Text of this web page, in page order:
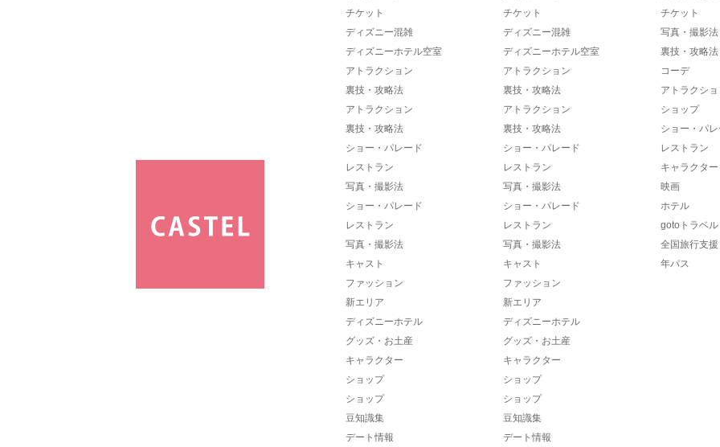
チケット
ディズニー混雑
ディズニーホテル空室
アトラクション
裏技・攻略法
アトラクション
裏技・攻略法
ショー・パレード
レストラン
写真・撮影法
ショー・パレード
レストラン
写真・撮影法
キャスト
ファッション
新エリア
ディズニーホテル
グッズ・お土産
キャラクター
ショップ
ショップ
豆知識集
デート情報
チケット
ディズニー混雑
ディズニーホテル空室
アトラクション
裏技・攻略法
アトラクション
裏技・攻略法
ショー・パレード
レストラン
写真・撮影法
ショー・パレード
レストラン
写真・撮影法
キャスト
ファッション
新エリア
ディズニーホテル
グッズ・お土産
キャラクター
ショップ
ショップ
豆知識集
デート情報
チケット
写真・撮影法
裏技・攻略法
コーデ
アトラクシ
ショップ
ショー・パ
レストラン
キャラクター
映画
ホテル
gotoトラベル
全国旅行支援
年パス